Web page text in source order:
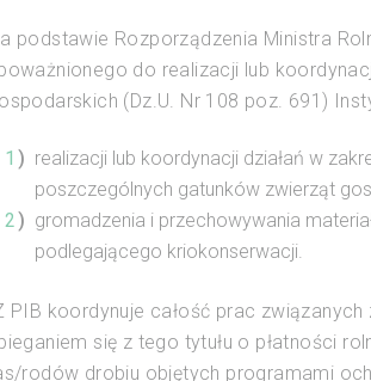
podstawie Rozporządzenia Ministra
do realizacji lub
(Dz.U. Nr 108 poz. 691)
realizacji lub koordynacji działań w
poszczególnych gatunków zwierząt
gromadzenia i przechowywania
podlegającego kriokonserwacji.
PIB koordynuje całość prac
się z tego tytułu o płatności
rodów drobiu objętych programami